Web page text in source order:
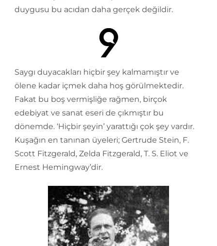
duygusu bu acıdan daha gerçek değildir.
Saygı duyacakları hiçbir şey kalmamıştır ve
ölene kadar içmek daha hoş görülmektedir.
Fakat bu boş vermişliğe rağmen, birçok
edebiyat ve sanat eseri de çıkmıştır bu
dönemde. ‘Hiçbir şeyin’ yarattığı çok şey vardır.
Kuşağın en tanınan üyeleri; Gertrude Stein, F.
Scott Fitzgerald, Zelda Fitzgerald, T. S. Eliot ve
Ernest Hemingway’dir.